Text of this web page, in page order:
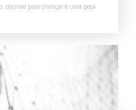
oficinas para crianças e uma peça